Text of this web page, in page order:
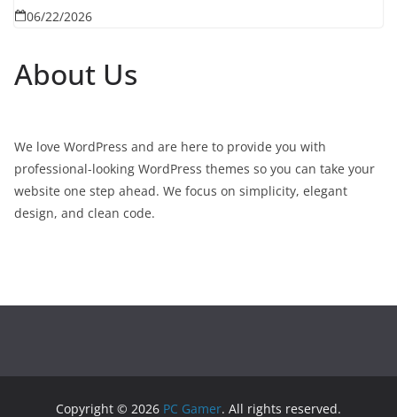
06/22/2026
About Us
We love WordPress and are here to provide you with
professional-looking WordPress themes so you can take your
website one step ahead. We focus on simplicity, elegant
design, and clean code.
Copyright © 2026 PC Gamer. All rights reserved.